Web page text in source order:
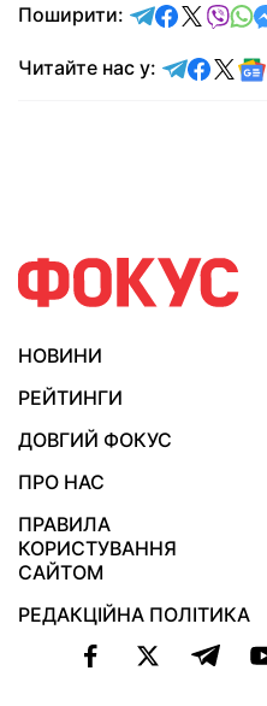
Поширити: відправити
Читайте нас у: Читайте
НОВИНИ
РЕЙТИНГИ
ДОВГИЙ ФОКУС
ПРО НАС
ПРАВИЛА
КОРИСТУВАННЯ
САЙТОМ
РЕДАКЦІЙНА ПОЛІТИКА